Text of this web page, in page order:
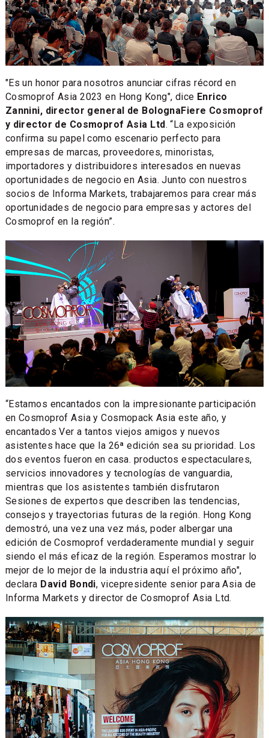
"Es un honor para nosotros anunciar cifras récord en
Cosmoprof Asia 2023 en Hong Kong", dice Enrico
Zannini, director general de BolognaFiere Cosmoprof
y director de Cosmoprof Asia Ltd. “La exposición
confirma su papel como escenario perfecto para
empresas de marcas, proveedores, minoristas,
importadores y distribuidores interesados en nuevas
oportunidades de negocio en Asia. Junto con nuestros
socios de Informa Markets, trabajaremos para crear más
oportunidades de negocio para empresas y actores del
Cosmoprof en la región”.
“Estamos encantados con la impresionante participación
en Cosmoprof Asia y Cosmopack Asia este año, y
encantados Ver a tantos viejos amigos y nuevos
asistentes hace que la 26ª edición sea su prioridad. Los
dos eventos fueron en casa. productos espectaculares,
servicios innovadores y tecnologías de vanguardia,
mientras que los asistentes también disfrutaron
Sesiones de expertos que describen las tendencias,
consejos y trayectorias futuras de la región. Hong Kong
demostró, una vez una vez más, poder albergar una
edición de Cosmoprof verdaderamente mundial y seguir
siendo el más eficaz de la región. Esperamos mostrar lo
mejor de lo mejor de la industria aquí el próximo año",
declara David Bondi, vicepresidente senior para Asia de
Informa Markets y director de Cosmoprof Asia Ltd.